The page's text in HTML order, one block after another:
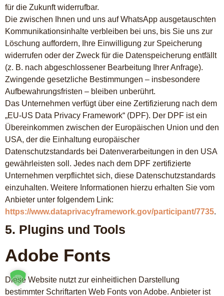
für die Zukunft widerrufbar.
Die zwischen Ihnen und uns auf WhatsApp ausgetauschten
Kommunikationsinhalte verbleiben bei uns, bis Sie uns zur
Löschung auffordern, Ihre Einwilligung zur Speicherung
widerrufen oder der Zweck für die Datenspeicherung entfällt
(z. B. nach abgeschlossener Bearbeitung Ihrer Anfrage).
Zwingende gesetzliche Bestimmungen – insbesondere
Aufbewahrungsfristen – bleiben unberührt.
Das Unternehmen verfügt über eine Zertifizierung nach dem
„EU-US Data Privacy Framework“ (DPF). Der DPF ist ein
Übereinkommen zwischen der Europäischen Union und den
USA, der die Einhaltung europäischer
Datenschutzstandards bei Datenverarbeitungen in den USA
gewährleisten soll. Jedes nach dem DPF zertifizierte
Unternehmen verpflichtet sich, diese Datenschutzstandards
einzuhalten. Weitere Informationen hierzu erhalten Sie vom
Anbieter unter folgendem Link:
https://www.dataprivacyframework.gov/participant/7735.
5. Plugins und Tools
Adobe Fonts
Diese Website nutzt zur einheitlichen Darstellung
bestimmter Schriftarten Web Fonts von Adobe. Anbieter ist